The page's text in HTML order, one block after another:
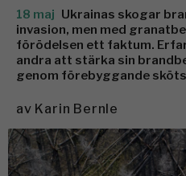
18 maj Ukrainas skogar
invasion, men med
förödelsen ett faktum.
andra att stärka sin
genom förebyggande
av Karin Bernle